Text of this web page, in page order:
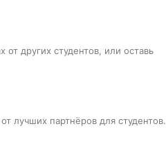
от других студентов, или оставь
лучших партнёров для студентов.